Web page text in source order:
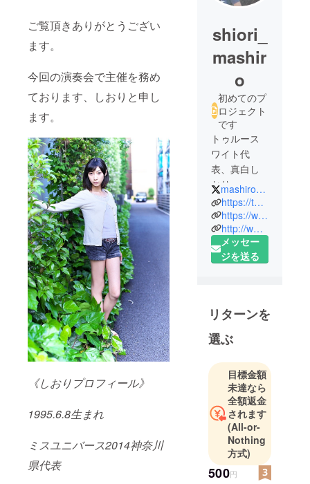
ご覧頂きありがとうござい
ます。
今回の演奏会で主催を務め
ております、しおりと申し
ます。
《しおりプロフィール》
1995.6.8生まれ
ミスユニバース2014神奈川
県代表
shiori_
mashir
o
初めてのプ
ロジェクト
です
トゥルース
ワイト代
表、真白し
おり。
VAZ inc所属
YouTuber。
音楽、映
像、Web
サービス、
のクリエー
ターとして
精力的に活
mashiro_shiori
https://twitter.com/mashiro_shiori
https://www.youtube.com/channel/UClId9J7IcfruNVzamBy-u4g
http://www.truthwight.jp:8080/#/
メッセー
ジを送る
リターンを
選ぶ
目標金額
未達なら
全額返金
されます
(All-or-
Nothing
方式)
500円